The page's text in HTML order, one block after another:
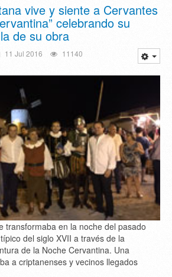
vive y siente a Cervantes
celebrando su
de su obra
11 Jul 2016 11140
transformaba en la noche del pasado
del siglo XVII a través de la
de la Noche Cervantina. Una
a criptanenses y vecinos llegados